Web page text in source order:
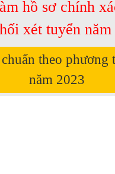
hồ sơ chính
xét tuyển
theo
năm 2023